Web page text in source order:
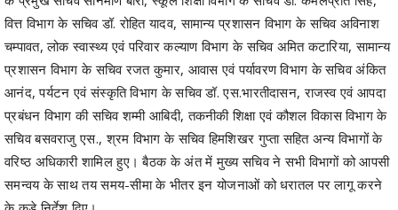
प्रशासन विभाग के सचिव रजत कुमार, आवास एवं पर्यावरण विभाग के सचिव अंकित
आनंद, पर्यटन एवं संस्कृति विभाग के सचिव डॉ. एस.भारतीदासन, राजस्व एवं आपदा
प्रबंधन विभाग की सचिव शम्मी आबिदी, तकनीकी शिक्षा एवं कौशल विकास विभाग के
सचिव बसवराजु एस., श्रम विभाग के सचिव हिमशिखर गुप्ता सहित अन्य विभागों के
वरिष्ठ अधिकारी शामिल हुए। बैठक के अंत में मुख्य सचिव ने सभी विभागों को आपसी
समन्वय के साथ तय समय-सीमा के भीतर इन योजनाओं को धरातल पर लागू करने
के कड़े निर्देश दिए।
ShareFacebook